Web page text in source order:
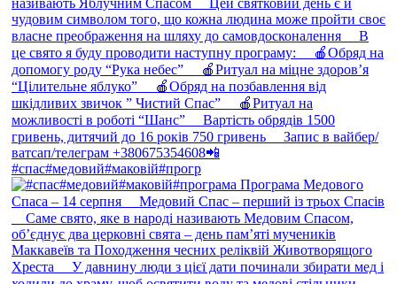
#спас#медовий#маковій#прогр